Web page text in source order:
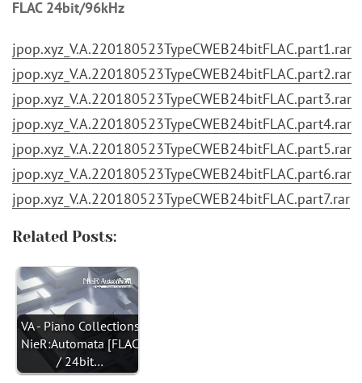
FLAC 24bit/96kHz
jpop.xyz_V.A.220180523TypeCWEB24bitFLAC.part1.rar
jpop.xyz_V.A.220180523TypeCWEB24bitFLAC.part2.rar
jpop.xyz_V.A.220180523TypeCWEB24bitFLAC.part3.rar
jpop.xyz_V.A.220180523TypeCWEB24bitFLAC.part4.rar
jpop.xyz_V.A.220180523TypeCWEB24bitFLAC.part5.rar
jpop.xyz_V.A.220180523TypeCWEB24bitFLAC.part6.rar
jpop.xyz_V.A.220180523TypeCWEB24bitFLAC.part7.rar
Related Posts:
VA - Piano Collections
NieR:Automata [FLAC
/ 24bit…